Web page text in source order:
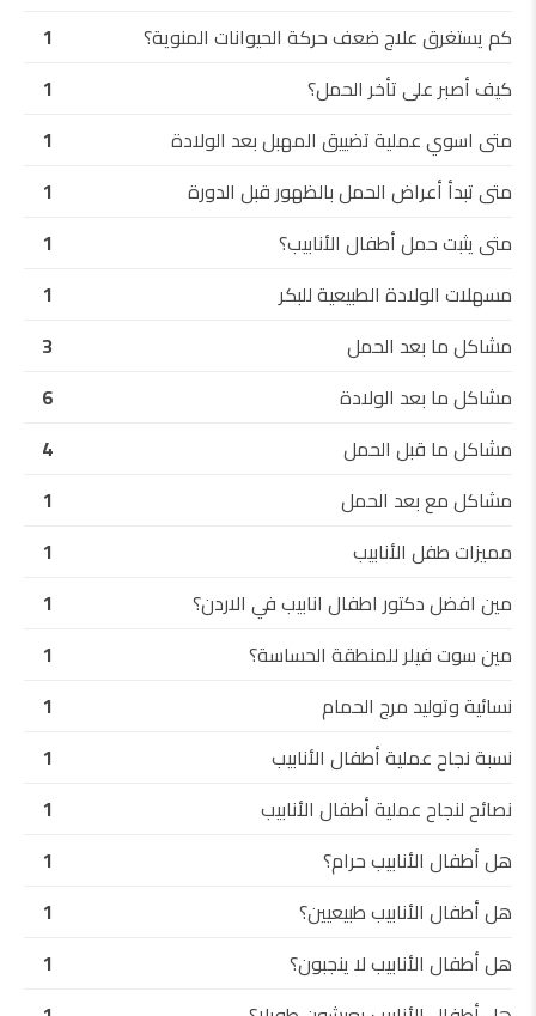
كم يستغرق علاج ضعف حركة الحيوانات المنوية؟
1
كيف أصبر على تأخر الحمل؟
1
متى اسوي عملية تضييق المهبل بعد الولادة
1
متى تبدأ أعراض الحمل بالظهور قبل الدورة
1
متى يثبت حمل أطفال الأنابيب؟
1
مسهلات الولادة الطبيعية للبكر
1
مشاكل ما بعد الحمل
3
مشاكل ما بعد الولادة
6
مشاكل ما قبل الحمل
4
مشاكل مع بعد الحمل
1
مميزات طفل الأنابيب
1
مين افضل دكتور اطفال انابيب في الاردن؟
1
مين سوت فيلر للمنطقة الحساسة؟
1
نسائية وتوليد مرج الحمام
1
نسبة نجاح عملية أطفال الأنابيب
1
نصائح لنجاح عملية أطفال الأنابيب
1
هل أطفال الأنابيب حرام؟
1
هل أطفال الأنابيب طبيعيين؟
1
هل أطفال الأنابيب لا ينجبون؟
1